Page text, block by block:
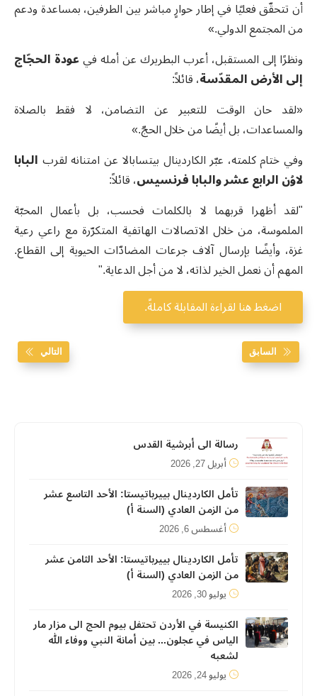
أن تتحقّق فعليًا في إطار حوارٍ مباشر بين الطرفين، بمساعدة ودعم
من المجتمع الدولي.»
ونظرًا إلى المستقبل، أعرب البطريرك عن أمله فيعودة الحجّاج
إلى الأرض المقدّسة، قائلاً:
«لقد حان الوقت للتعبير عن التضامن، لا فقط بالصلاة
والمساعدات، بل أيضًا من خلال الحجّ.»
وفي ختام كلمته، عبّر الكاردينال بيتسابالا عن امتنانه لقرب البابا
لاوُن الرابع عشر والبابا فرنسيس، قائلاً:
"لقد أظهرا قربهما لا بالكلمات فحسب، بل بأعمال المحبّة
الملموسة، من خلال الاتصالات الهاتفية المتكرّرة مع راعي رعية
غزة، وأيضًا بإرسال آلاف جرعات المضادّات الحيوية إلى القطاع.
المهم أن نعمل الخير لذاته، لا من أجل الدعاية."
اضغط هنا لقراءة المقابلة كاملةً.
السابق التالي
رسالة الى أبرشية القدس
أبريل 27, 2026
تأمل الكاردينال بييرباتيستا: الأحد التاسع عشر
من الزمن العادي (السنة أ)
أغسطس 6, 2026
تأمل الكاردينال بييرباتيستا: الأحد الثامن عشر
من الزمن العادي (السنة أ)
يوليو 30, 2026
الكنيسة في الأردن تحتفل بيوم الحج الى مزار مار
الياس في عجلون... بين أمانة النبي ووفاء الله
لشعبه
يوليو 24, 2026